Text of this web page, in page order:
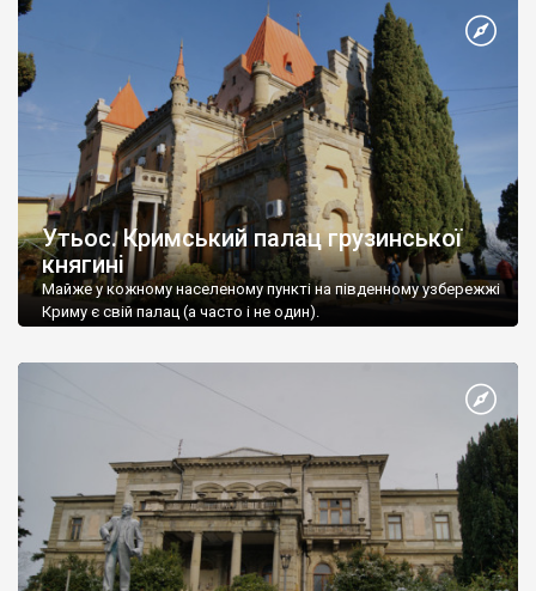
Утьос. Кримський палац грузинської
княгині
Майже у кожному населеному пункті на південному узбережжі
Криму є свій палац (а часто і не один).